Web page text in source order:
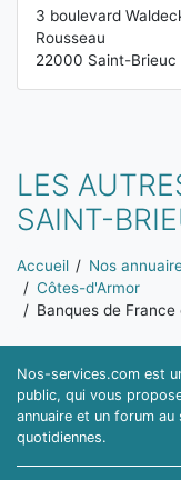
3 boulevard
Rousseau
22000 Saint-Brieuc
LES
SAINT-
Vous êtes ici:
Accueil Nos
Côtes-d'Armor
Banques de
Nos-services.com est
public, qui vous
annuaire et un forum
quotidiennes.